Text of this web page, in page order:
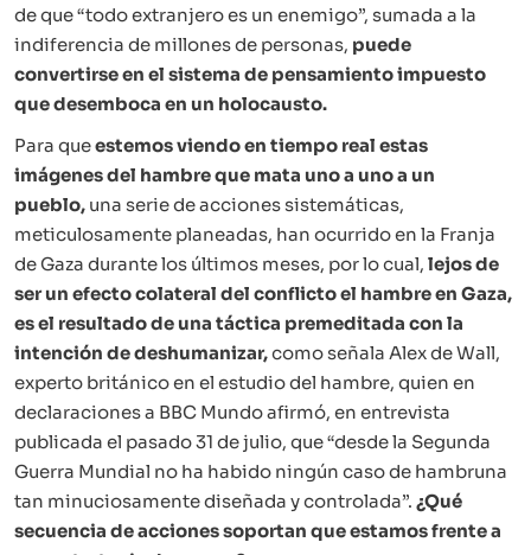
de que “todo extranjero es un enemigo”, sumada a la
indiferencia de millones de personas, puede
convertirse en el sistema de pensamiento impuesto
que desemboca en un holocausto.
Para queestemos viendo en tiempo real estas
imágenes del hambre que mata uno a uno a un
pueblo, una serie de acciones sistemáticas,
meticulosamente planeadas, han ocurrido en la Franja
de Gaza durante los últimos meses, por lo cual, lejos de
ser un efecto colateral del conflicto el hambre en Gaza,
es el resultado de una táctica premeditada con la
intención de deshumanizar,como señala Alex de Wall,
experto británico en el estudio del hambre, quien en
declaraciones a BBC Mundo afirmó, en entrevista
publicada el pasado 31 de julio, que “desde la Segunda
Guerra Mundial no ha habido ningún caso de hambruna
tan minuciosamente diseñada y controlada”. ¿Qué
secuencia de acciones soportan que estamos frente a